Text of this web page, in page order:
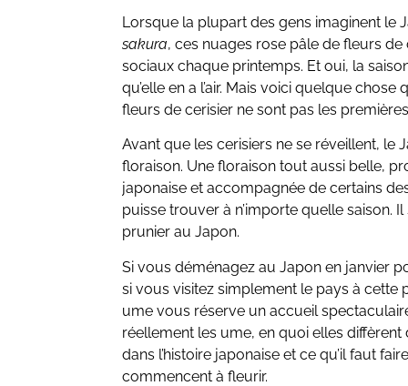
Lorsque la plupart des gens imaginent le
sakura, ces nuages rose pâle de fleurs
sociaux chaque printemps. Et oui, la
qu’elle en a l’air. Mais voici quelque
fleurs de cerisier ne sont pas les
Avant que les cerisiers ne se réveillent, le
floraison. Une floraison tout aussi belle,
japonaise et accompagnée de certains
puisse trouver à n’importe quelle saison. Il
prunier au Japon.
Si vous déménagez au Japon en janvier
si vous visitez simplement le pays à cette
ume vous réserve un accueil
réellement les ume, en quoi elles
dans l’histoire japonaise et ce qu’il faut
commencent à fleurir.